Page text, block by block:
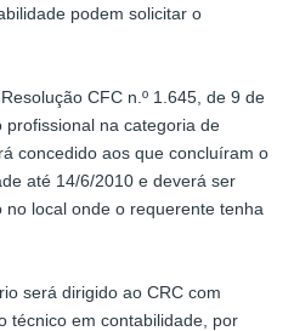
podem solicitar o
CFC n.º 1.645, de 9 de
na categoria de
concedido aos que concluíram o
até 14/6/2010 e deverá ser
local onde o requerente tenha
será dirigido ao CRC com
técnico em contabilidade, por